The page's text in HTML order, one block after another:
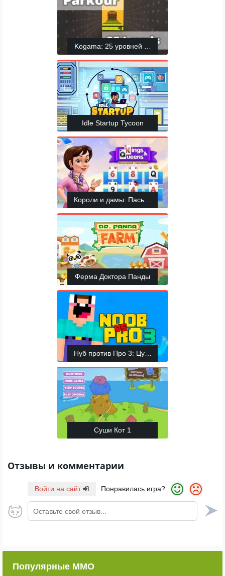
Kogama: 25 уровней паркура
Idle Startup Tycoon
Короли и дамы: Пасьянс Три Пика
Ферма Доктора Панды
Нуб против Про 3: Цунами любви
Суши Кот 1
Отзывы и комментарии
Войти на сайт Понравилась игра?
Оставьте свой отзыв...
Популярные ММО